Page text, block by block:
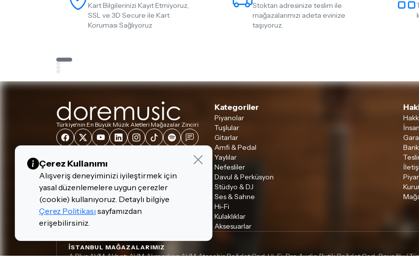
Kart Bilgilerinizi Kayıt Etmiyoruz,
SSL ve 3D Secure ile Kart
Koruması Sağlıyoruz
Stoktan adresinize teslim ile
mağazalarımızı adeta evinize
taşıyoruz.
Türkiye'nin En Büyük Müzik Aletleri Mağazalar Zinciri
Kategoriler
Piyanolar
Tuşlular
Gitarlar
Amfi & Pedal
Yaylılar
Nefesliler
Davul & Perküsyon
Stüdyo & DJ
Ses & Sahne
Hi-Fi
Kulaklıklar
Aksesuarlar
İSTANBUL MAĞAZALARIMIZ
A Plus AVM•Akbatı AVM•Akmerkez AVM•Ataşehir•Bağdat Cad. Hi-Fi, Pro Audio Butik•Bağdat Cad.•Beyoğlu
Çerez Kullanımı
Alışveriş deneyiminizi iyileştirmek için
yasal düzenlemelere uygun çerezler
(cookie) kullanıyoruz. Detaylı bilgiye
Çerez Politikası sayfamızdan
erişebilirsiniz.